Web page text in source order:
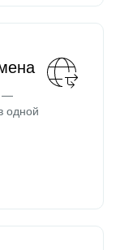
—
одной